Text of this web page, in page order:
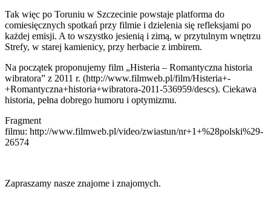
Tak więc po Toruniu w Szczecinie powstaje platforma do
comiesięcznych spotkań przy filmie i dzielenia się refleksjami po
każdej emisji. A to wszystko jesienią i zimą, w przytulnym wnętrzu
Strefy, w starej kamienicy, przy herbacie z imbirem.
Na początek proponujemy film „Histeria – Romantyczna historia
wibratora” z 2011 r. (http://www.filmweb.pl/film/Histeria+-
+Romantyczna+historia+wibratora-2011-536959/descs). Ciekawa
historia, pełna dobrego humoru i optymizmu.
Fragment
filmu: http://www.filmweb.pl/video/zwiastun/nr+1+%28polski%29-
26574
Zapraszamy nasze znajome i znajomych.